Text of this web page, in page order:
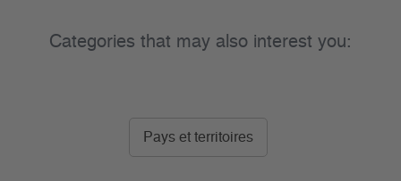
Categories that may also interest you:
Pays et territoires